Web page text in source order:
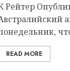
Рейтер
READ MORE